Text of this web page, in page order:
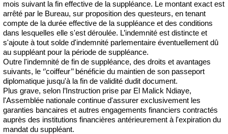
mois suivant la fin effective de la suppléance. Le montant exact est
arrêté par le Bureau, sur proposition des questeurs, en tenant
compte de la durée effective de la suppléance et des conditions
dans lesquelles elle s'est déroulée. L’indemnité est distincte et
s'ajoute à tout solde d'indemnité parlementaire éventuellement dû
au suppléant pour la période de suppléance.
Outre l'indemnité de fin de suppléance, des droits et avantages
suivants, le ‘’coiffeur’’ bénéficie du maintien de son passeport
diplomatique jusqu'à la fin de validité dudit document.
Plus grave, selon l’Instruction prise par El Malick Ndiaye,
l'Assemblée nationale continue d'assurer exclusivement les
garanties bancaires et autres engagements financiers contractés
auprès des institutions financières antérieurement à l'expiration du
mandat du suppléant.